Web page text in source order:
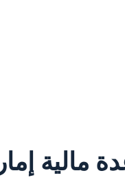
مالية